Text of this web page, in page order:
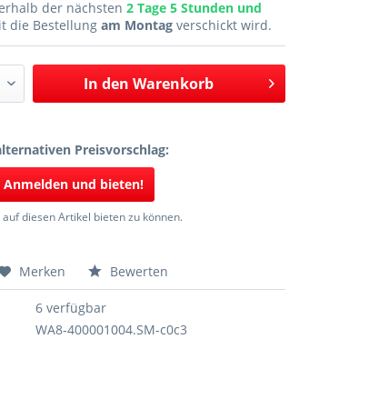
der nächsten2 Tage 5 Stunden und
die Bestellungam Montag verschickt wird.
In den Warenkorb
Preisvorschlag:
Anmelden und bieten!
diesen Artikel bieten zu können.
Merken Bewerten
6 verfügbar
WA8-400001004.SM-c0c3